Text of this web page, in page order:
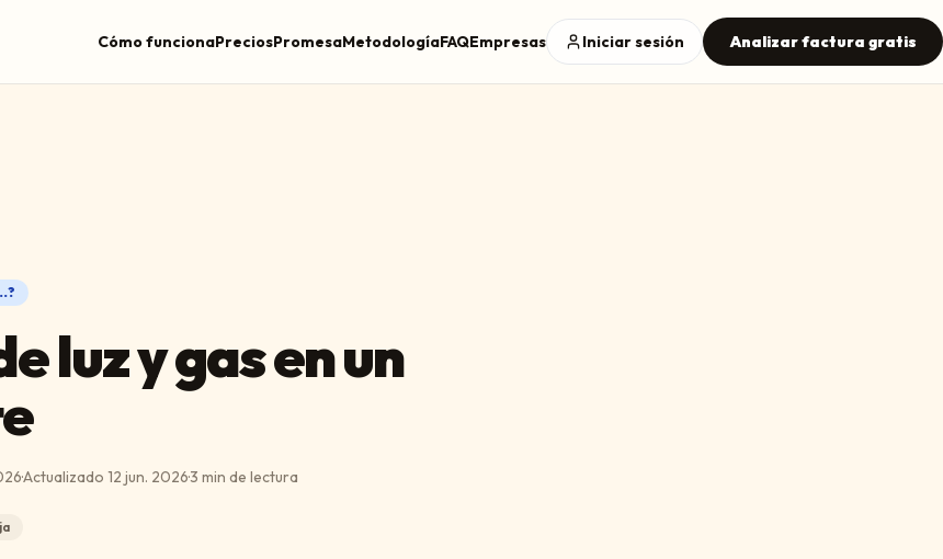
Cómo funcionaPreciosPromesaMetodologíaFAQEmpresas Iniciar sesión Analizar factura gratis
luz y gas en un
·Actualizado 12 jun. 2026·3 min de lectura